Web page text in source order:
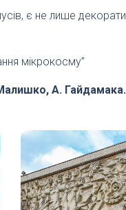
є не лише
мікрокосму”
А. Гайдамака.